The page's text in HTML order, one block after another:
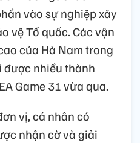
vào sự nghiệp xây
vệ Tổ quốc. Các vận
của Hà Nam trong
được nhiều thành
Game 31 vừa qua.
vị, cá nhân có
nhận cờ và giải